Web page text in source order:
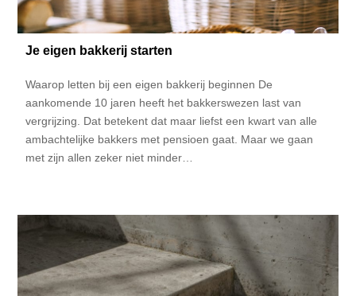
Je eigen bakkerij starten
Waarop letten bij een eigen bakkerij beginnen De
aankomende 10 jaren heeft het bakkerswezen last van
vergrijzing. Dat betekent dat maar liefst een kwart van alle
ambachtelijke bakkers met pensioen gaat. Maar we gaan
met zijn allen zeker niet minder…